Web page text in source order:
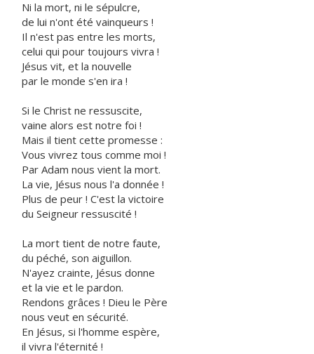
Ni la mort, ni le sépulcre,
de lui n'ont été vainqueurs !
Il n'est pas entre les morts,
celui qui pour toujours vivra !
Jésus vit, et la nouvelle
par le monde s'en ira !
Si le Christ ne ressuscite,
vaine alors est notre foi !
Mais il tient cette promesse :
Vous vivrez tous comme moi !
Par Adam nous vient la mort.
La vie, Jésus nous l'a donnée !
Plus de peur ! C'est la victoire
du Seigneur ressuscité !
La mort tient de notre faute,
du péché, son aiguillon.
N'ayez crainte, Jésus donne
et la vie et le pardon.
Rendons grâces ! Dieu le Père
nous veut en sécurité.
En Jésus, si l'homme espère,
il vivra l'éternité !